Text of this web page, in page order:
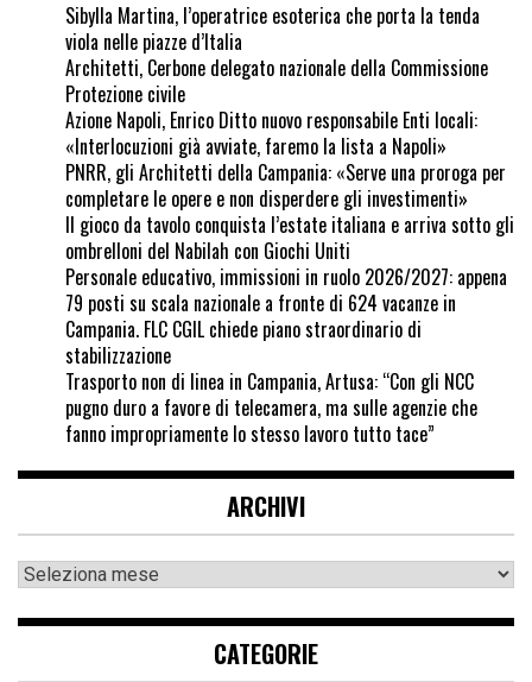
Sibylla Martina, l’operatrice esoterica che porta la tenda
viola nelle piazze d’Italia
Architetti, Cerbone delegato nazionale della Commissione
Protezione civile
Azione Napoli, Enrico Ditto nuovo responsabile Enti locali:
«Interlocuzioni già avviate, faremo la lista a Napoli»
PNRR, gli Architetti della Campania: «Serve una proroga per
completare le opere e non disperdere gli investimenti»
Il gioco da tavolo conquista l’estate italiana e arriva sotto gli
ombrelloni del Nabilah con Giochi Uniti
Personale educativo, immissioni in ruolo 2026/2027: appena
79 posti su scala nazionale a fronte di 624 vacanze in
Campania. FLC CGIL chiede piano straordinario di
stabilizzazione
Trasporto non di linea in Campania, Artusa: “Con gli NCC
pugno duro a favore di telecamera, ma sulle agenzie che
fanno impropriamente lo stesso lavoro tutto tace”
ARCHIVI
CATEGORIE